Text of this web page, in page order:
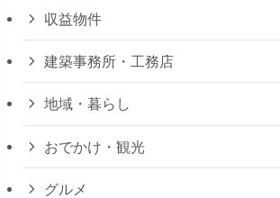
収益物件
建築事務所・工務店
地域・暮らし
おでかけ・観光
グルメ